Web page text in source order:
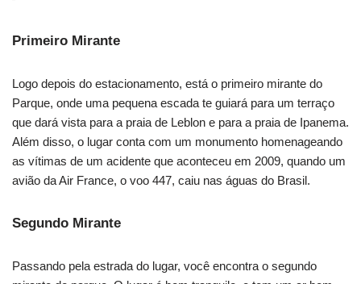
Primeiro Mirante
Logo depois do estacionamento, está o primeiro mirante do
Parque, onde uma pequena escada te guiará para um terraço
que dará vista para a praia de Leblon e para a praia de Ipanema.
Além disso, o lugar conta com um monumento homenageando
as vítimas de um acidente que aconteceu em 2009, quando um
avião da Air France, o voo 447, caiu nas águas do Brasil.
Segundo Mirante
Passando pela estrada do lugar, você encontra o segundo